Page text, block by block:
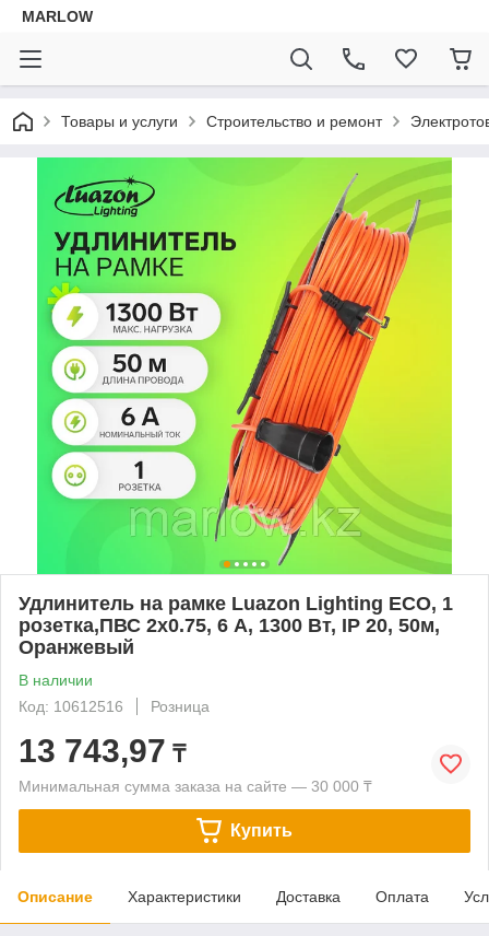
MARLOW
Товары и услуги Строительство и ремонт
Удлинитель на рамке Luazon Lighting ECO, 1
розетка,ПВС 2х0.75, 6 А, 1300 Вт, IP 20, 50м,
Оранжевый
В наличии
Код: 10612516
Розница
13 743,97 ₸
Минимальная сумма заказа на сайте — 30 000 ₸
Купить
Описание Характеристики Доставка Оплата